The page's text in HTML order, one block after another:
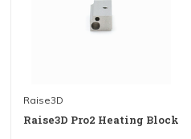
Raise3D
Raise3D Pro2 Heating Block